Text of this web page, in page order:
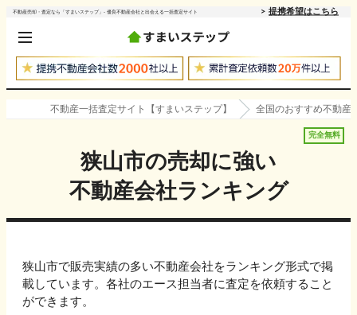
不動産売却・査定なら「すまいステップ」- 優良不動産会社と出会える一括査定サイト 提携希望はこちら
不動産一括査定サイト【すまいステップ】 全国のおすすめ不動産
完全無料
狭山市の売却に強い
不動産会社ランキング
狭山市で販売実績の多い不動産会社をランキング形式で掲
載しています。各社のエース担当者に査定を依頼すること
ができます。